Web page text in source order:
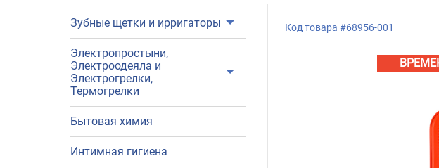
Зубные щетки и ирригаторы
Электропростыни,
Электроодеяла и
Электрогрелки,
Термогрелки
Бытовая химия
Интимная гигиена
Код товара #68956-001